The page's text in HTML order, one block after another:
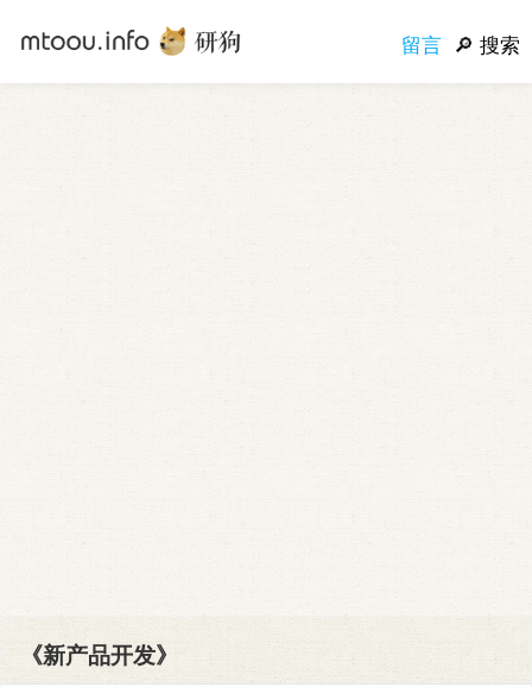
留言 搜索
《新产品开发》